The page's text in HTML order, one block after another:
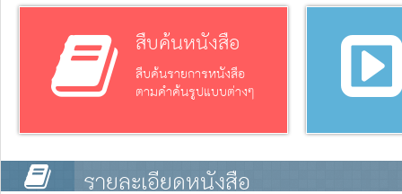
สืบค้นหนังสือ
สืบค้นรายการหนังสือ
ตามคำค้นรูปแบบต่างๆ
รายละเอียดหนังสือ